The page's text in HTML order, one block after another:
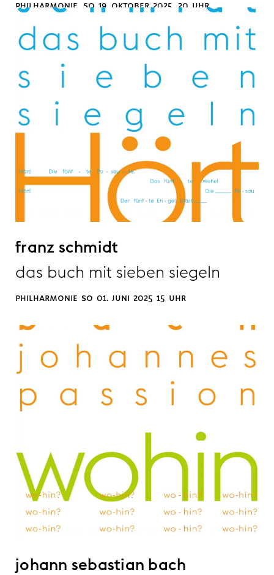
philharmonie, so 19. oktober 2025, 20 uhr
franz schmidt
das buch mit sieben siegeln
philharmonie so 01. juni 2025 15 uhr
johann sebastian bach